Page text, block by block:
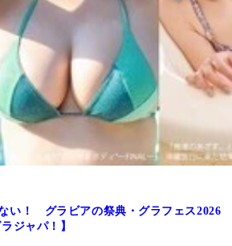
い！ グラビアの祭典・グラフェス2026
ジャパ！】